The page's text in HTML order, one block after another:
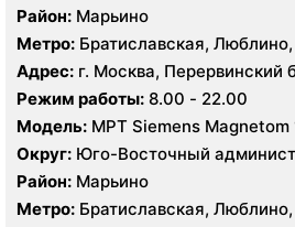
Район: Марьино
Метро: Братиславская,
Адрес: г. Москва, Перервинский
Режим работы: 8.00 - 22.00
Модель: МРТ Siemens Magnetom
Округ: Юго-Восточный
Район: Марьино
Метро: Братиславская,